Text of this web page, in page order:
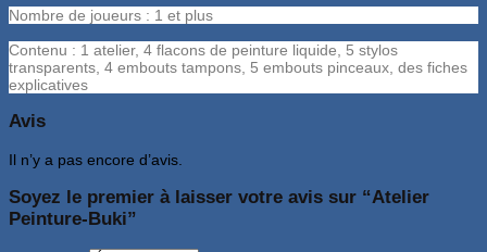
Nombre de joueurs : 1 et plus
Contenu : 1 atelier, 4 flacons de peinture liquide, 5 stylos
transparents, 4 embouts tampons, 5 embouts pinceaux, des fiches
explicatives
Avis
Il n’y a pas encore d’avis.
Soyez le premier à laisser votre avis sur “Atelier
Peinture-Buki”